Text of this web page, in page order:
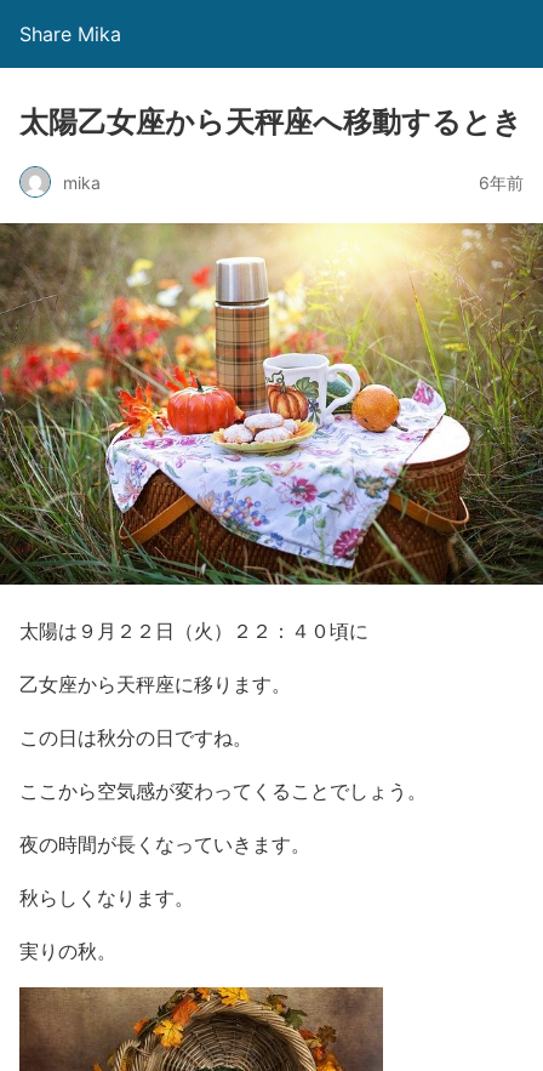
Share Mika
太陽乙女座から天秤座へ移動するとき
mika 6年前
太陽は９月２２日（火）２２：４０頃に
乙女座から天秤座に移ります。
この日は秋分の日ですね。
ここから空気感が変わってくることでしょう。
夜の時間が長くなっていきます。
秋らしくなります。
実りの秋。